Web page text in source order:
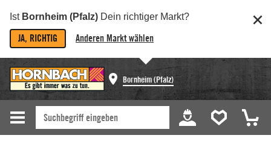
Ist Bornheim (Pfalz) Dein richtiger Markt?
JA, RICHTIG Anderen Markt wählen
Bornheim (Pfalz)